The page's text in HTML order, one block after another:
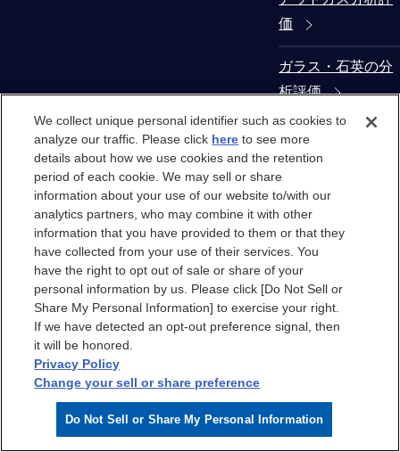
価
ガラス・石英の分
析評価
コンタミネーショ
ン・異物解析
製造装置部材から
の抽出物・溶出物
評価
クリーンルーム
クリーンルームエ
アのケミカル汚染
We collect unique personal identifier such as cookies to
analyze our traffic. Please click here to see more
details about how we use cookies and the retention
period of each cookie. We may sell or share
information about your use of our website to/with our
analytics partners, who may combine it with other
information that you have provided to them or that they
have collected from your use of their services. You
have the right to opt out of sale or share of your
personal information by us. Please click [Do Not Sell or
Share My Personal Information] to exercise your right.
If we have detected an opt-out preference signal, then
it will be honored.
Privacy Policy
Change your sell or share preference
Do Not Sell or Share My Personal Information